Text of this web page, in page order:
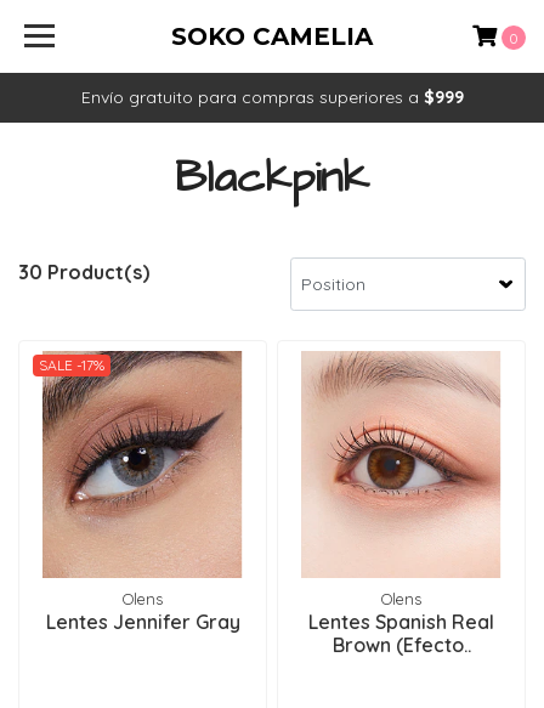
Envío gratuito para compras superiores a $999
SOKO CAMELIA 0
Blackpink
30 Product(s)
SALE -17%
Olens
Lentes Jennifer Gray
Olens
Lentes Spanish Real
Brown (Efecto..